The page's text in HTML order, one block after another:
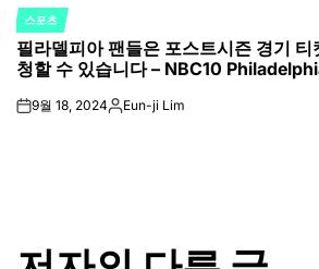
POSTED
IN
스포츠
필라델피아 팬들은 포스트시즌 경기 티
청할 수 있습니다 – NBC10
on9월 18, 2024Posted
Eun-ji Lim